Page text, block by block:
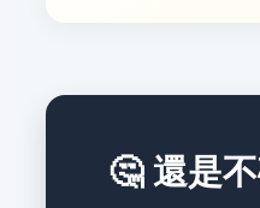
🤔 還是